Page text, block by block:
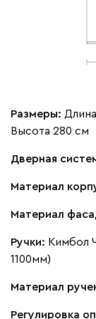
блоком ящиков)
(Вариант 5.1 (50+50))
Размеры:
Высота 280 см
Дверная
Материал
Материал
Ручки: Кимбол
1100мм)
Материал
Регулировка